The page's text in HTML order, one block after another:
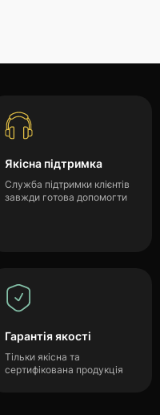
Якісна підтримка
Служба підтримки клієнтів
завжди готова допомогти
Гарантія якості
Тільки якісна та
сертифікована продукція